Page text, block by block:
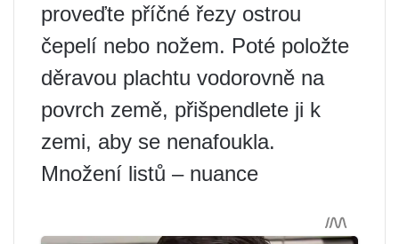
proveďte příčné řezy ostrou
čepelí nebo nožem. Poté položte
děravou plachtu vodorovně na
povrch země, přišpendlete ji k
zemi, aby se nenafoukla.
Množení listů – nuance